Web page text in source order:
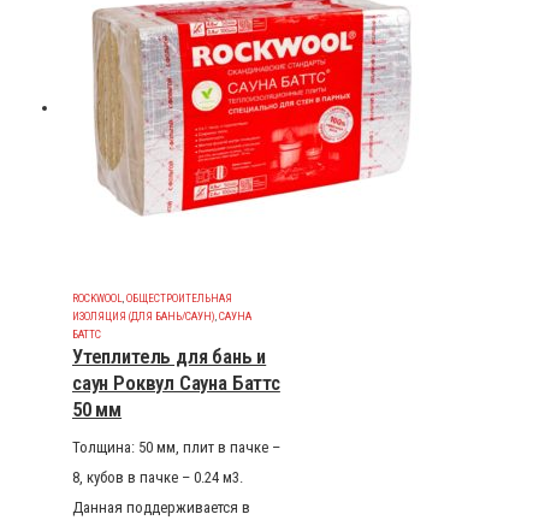
ROCKWOOL,ОБЩЕСТРОИТЕЛЬНАЯ
ИЗОЛЯЦИЯ (ДЛЯ БАНЬ/САУН),САУНА
БАТТС
Утеплитель для бань и
саун Роквул Сауна Баттс
50 мм
Толщина: 50 мм, плит в пачке –
8, кубов в пачке – 0.24 м3.
Данная поддерживается в